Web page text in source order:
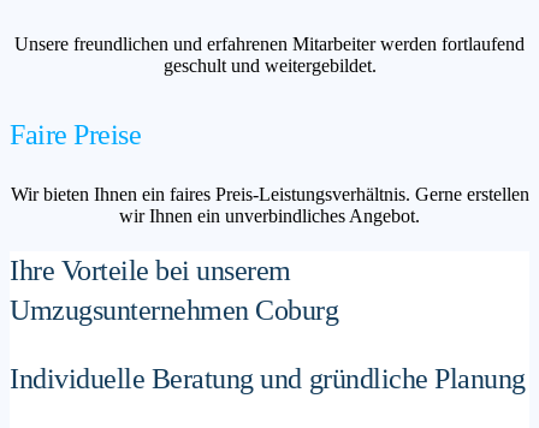
Unsere freundlichen und erfahrenen Mitarbeiter werden fortlaufend
geschult und weitergebildet.
Faire Preise
Wir bieten Ihnen ein faires Preis-Leistungsverhältnis. Gerne erstellen
wir Ihnen ein unverbindliches Angebot.
Ihre Vorteile bei unserem
Umzugsunternehmen Coburg
Individuelle Beratung und gründliche Planung